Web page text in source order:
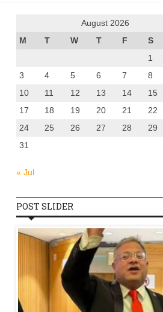
August 2026
M
T W T F S
1
3
4 5 6 7 8
10
11 12 13 14 15
17
18 19 20 21 22
24
25 26 27 28 29
31
« Jul
POST SLIDER